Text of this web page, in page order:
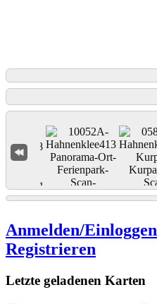
Anmelden/Einloggen
Registrieren
Letzte geladenen Karten